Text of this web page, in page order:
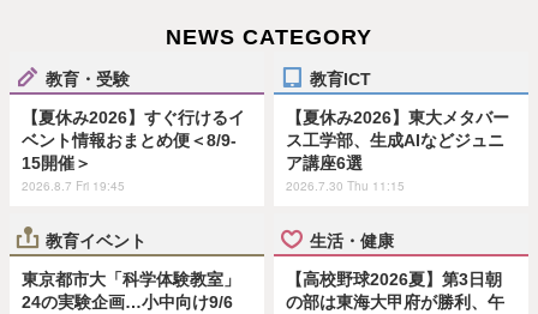
NEWS CATEGORY
教育・受験
【夏休み2026】すぐ行けるイ
ベント情報おまとめ便＜8/9-
15開催＞
2026.8.7 Fri 19:45
教育ICT
【夏休み2026】東大メタバー
ス工学部、生成AIなどジュニ
ア講座6選
2026.7.30 Thu 11:15
教育イベント
東京都市大「科学体験教室」
24の実験企画…小中向け9/6
生活・健康
【高校野球2026夏】第3日朝
の部は東海大甲府が勝利、午